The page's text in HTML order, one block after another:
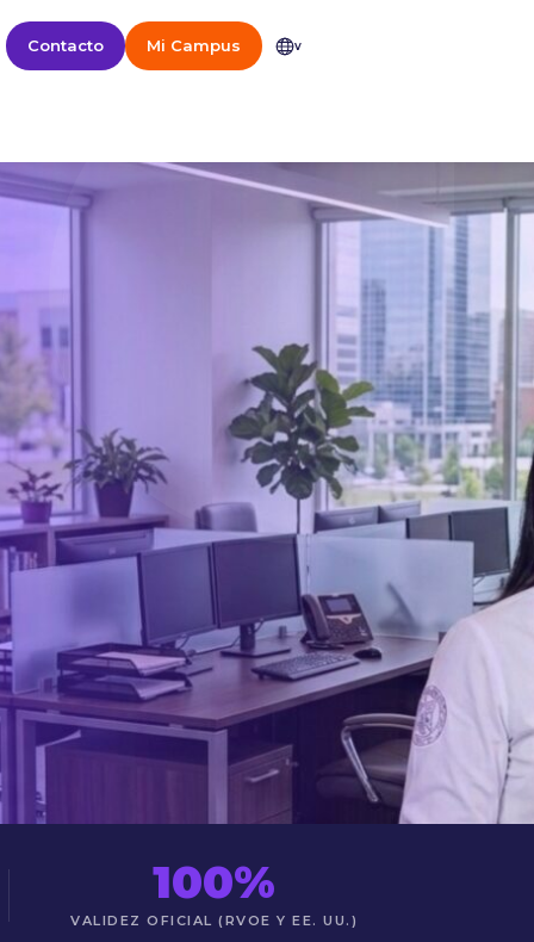
Contacto Mi Campus v
100%
VALIDEZ OFICIAL (RVOE Y EE. UU.)